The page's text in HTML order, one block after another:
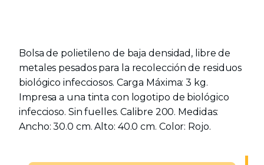
Bolsa de polietileno de baja densidad, libre de
metales pesados para la recolección de residuos
biológico infecciosos. Carga Máxima: 3 kg.
Impresa a una tinta con logotipo de biológico
infeccioso. Sin fuelles. Calibre 200. Medidas:
Ancho: 30.0 cm. Alto: 40.0 cm. Color: Rojo.